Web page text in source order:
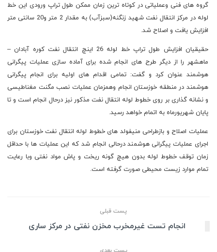
گروه های فنی وعملیاتی در کوتاه ترین زمان ممکن طول تراپ ورودی این خط
لوله در مرکز انتقال نفت شهید زنگنه(سبزآب) به مقدار 2 متر و20 سانتی متر
افزایش یافت و اصلاح شد.
حقیقیان افزایش طول تراپ خط لوله 26 اینچ انتقال نفت کوره آبادان –
ماهشهر را از دیگر طرح های انجام شده برای آماده سازی عملیات پیگرانی
هوشمند عنوان کرد و گفت: تمامی اقدام های اولیه برای انجام پیگرانی
هوشمند در منطقه خوزستان انجام وهمزمان عملیات نصب مگنت مغناطیسی
و نشانه گذاری بر روی خطوط لوله انتقال نفت مذکور نیز درحال انجام است و تا
پایان شهریورماه به اتمام خواهد رسید.
عملیات اصلاح و بازطراحی منیفولد های خطوط لوله انتقال نفت خوزستان برای
اجرای عملیات پیگرانی هوشمند درحالی انجام شد که این عملیات ها با حداقل
زمان توقف خطوط لوله بدون هیچ گونه ریخت و پاش مواد نفتی وبا رعایت
تمام موارد زیست محیطی صورت گرفته است.
پست قبلی
انجام تست غیرمخرب مخزن نفتی در مرکز ساری
پست بعدی